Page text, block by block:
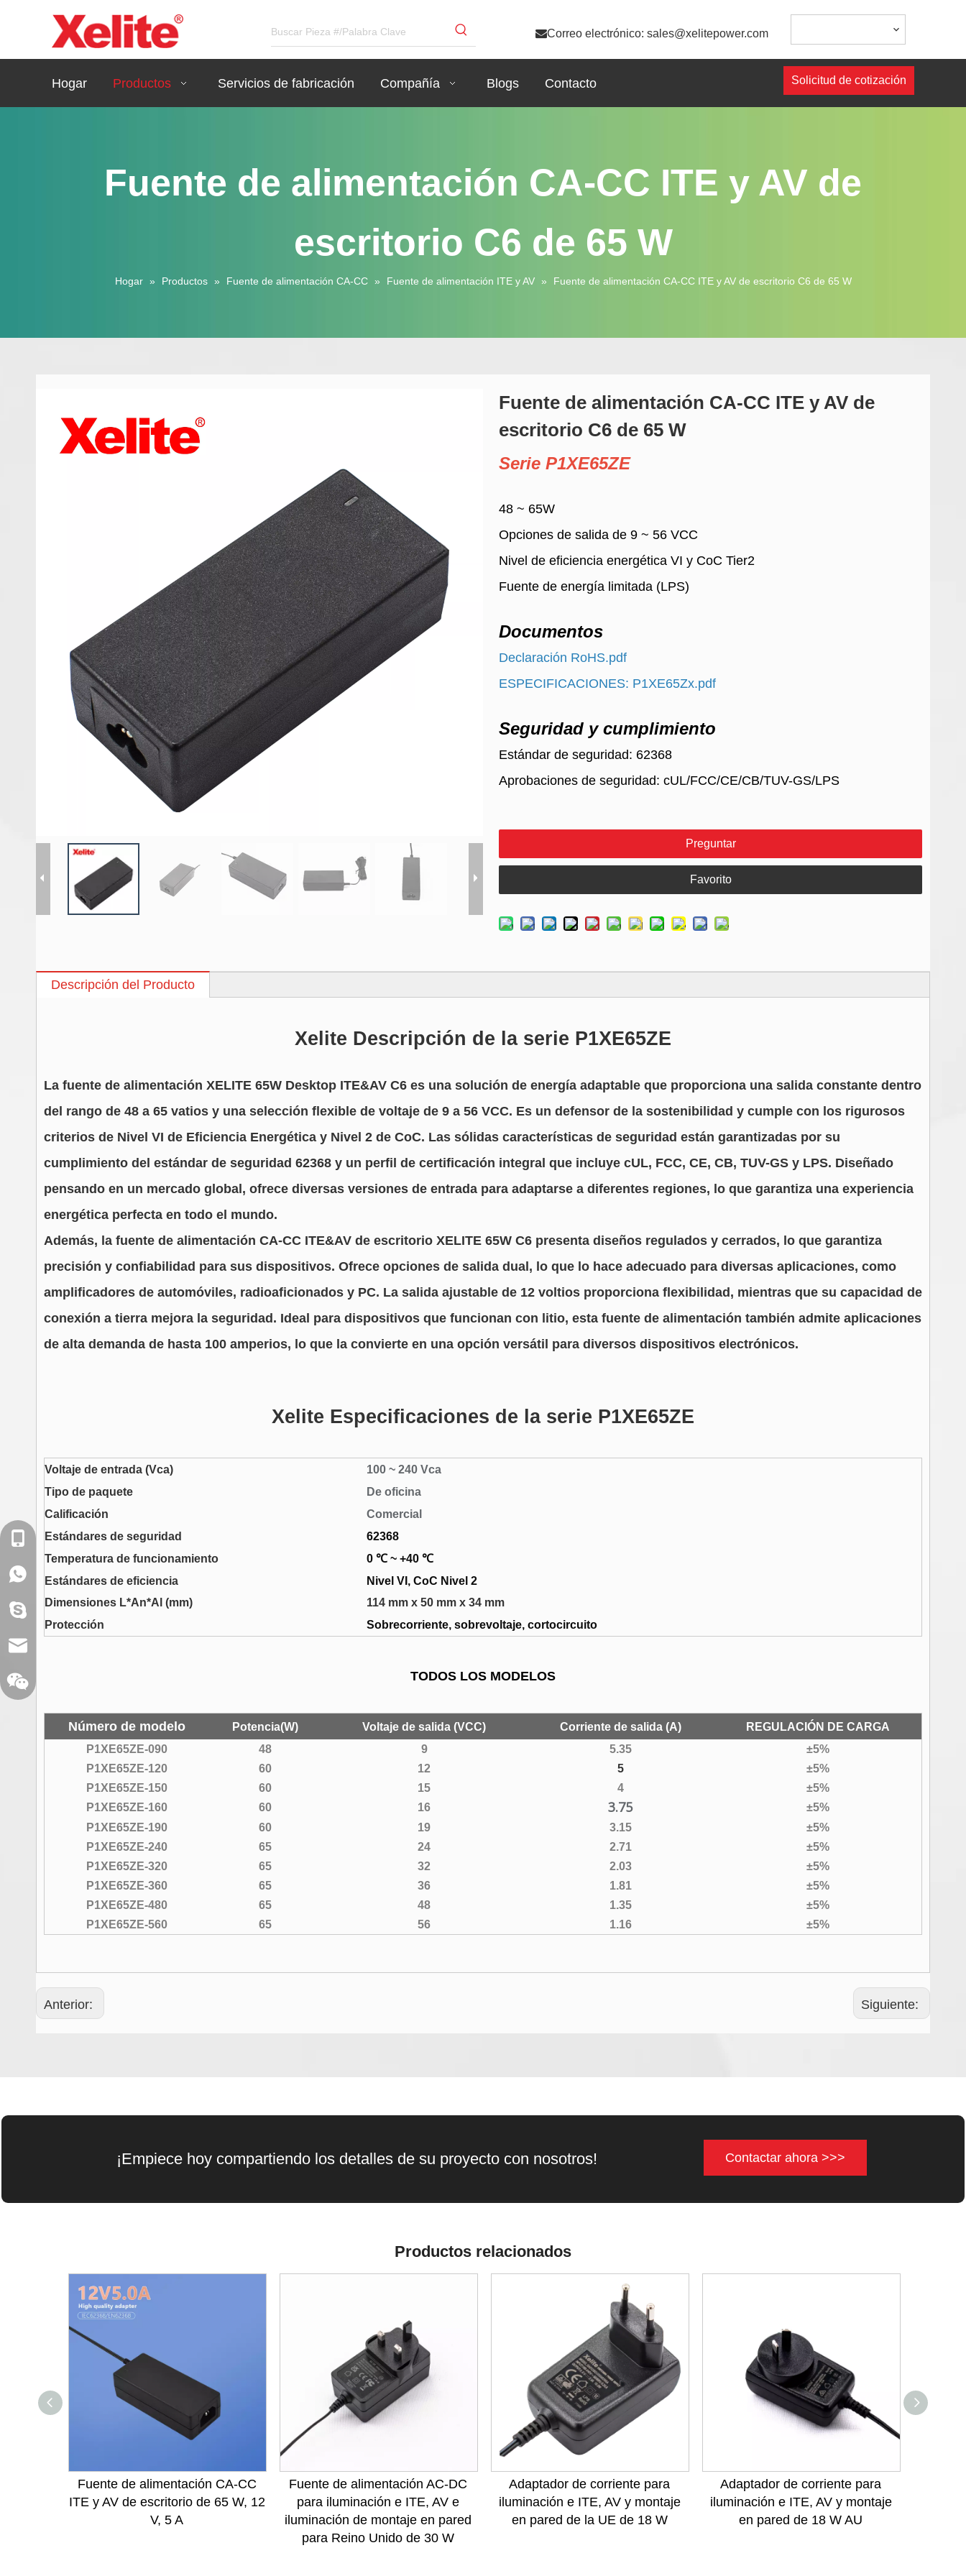
Correo electrónico: sales@xelitepower.com
Hogar Productos Servicios de fabricación Compañía Blogs Contacto Solicitud de cotización
Fuente de alimentación CA-CC ITE y AV de
escritorio C6 de 65 W
Hogar » Productos » Fuente de alimentación CA-CC » Fuente de alimentación ITE y AV » Fuente de alimentación CA-CC ITE y AV de escritorio C6 de 65 W
Fuente de alimentación CA-CC ITE y AV de
escritorio C6 de 65 W
Serie P1XE65ZE
48 ~ 65W
Opciones de salida de 9 ~ 56 VCC
Nivel de eficiencia energética VI y CoC Tier2
Fuente de energía limitada (LPS)
Documentos
Declaración RoHS.pdf
ESPECIFICACIONES: P1XE65Zx.pdf
Seguridad y cumplimiento
Estándar de seguridad: 62368
Aprobaciones de seguridad: cUL/FCC/CE/CB/TUV-GS/LPS
Preguntar
Favorito
Descripción del Producto
Xelite Descripción de la serie P1XE65ZE
La fuente de alimentación XELITE 65W Desktop ITE&AV C6 es una solución de energía adaptable que proporciona una salida constante dentro
del rango de 48 a 65 vatios y una selección flexible de voltaje de 9 a 56 VCC. Es un defensor de la sostenibilidad y cumple con los rigurosos
criterios de Nivel VI de Eficiencia Energética y Nivel 2 de CoC. Las sólidas características de seguridad están garantizadas por su
cumplimiento del estándar de seguridad 62368 y un perfil de certificación integral que incluye cUL, FCC, CE, CB, TUV-GS y LPS. Diseñado
pensando en un mercado global, ofrece diversas versiones de entrada para adaptarse a diferentes regiones, lo que garantiza una experiencia
energética perfecta en todo el mundo.
Además, la fuente de alimentación CA-CC ITE&AV de escritorio XELITE 65W C6 presenta diseños regulados y cerrados, lo que garantiza
precisión y confiabilidad para sus dispositivos. Ofrece opciones de salida dual, lo que lo hace adecuado para diversas aplicaciones, como
amplificadores de automóviles, radioaficionados y PC. La salida ajustable de 12 voltios proporciona flexibilidad, mientras que su capacidad de
conexión a tierra mejora la seguridad. Ideal para dispositivos que funcionan con litio, esta fuente de alimentación también admite aplicaciones
de alta demanda de hasta 100 amperios, lo que la convierte en una opción versátil para diversos dispositivos electrónicos.
Xelite Especificaciones de la serie P1XE65ZE
Voltaje de entrada (Vca)
100 ~ 240 Vca
Tipo de paquete
De oficina
Calificación
Comercial
Estándares de seguridad
62368
Temperatura de funcionamiento
0 ℃ ~ +40 ℃
Estándares de eficiencia
Nivel VI, CoC Nivel 2
Dimensiones L*An*Al (mm)
114 mm x 50 mm x 34 mm
Protección
Sobrecorriente, sobrevoltaje, cortocircuito
TODOS LOS MODELOS
Número de modelo Potencia(W) Voltaje de salida (VCC) Corriente de salida (A)
REGULACIÓN DE CARGA
P1XE65ZE-090
48 9 5.35
±5%
P1XE65ZE-120
60 12 5
±5%
P1XE65ZE-150
60 15 4
±5%
P1XE65ZE-160
60 16 3.75
±5%
P1XE65ZE-190
60 19 3.15
±5%
P1XE65ZE-240
65 24 2.71
±5%
P1XE65ZE-320
65 32 2.03
±5%
P1XE65ZE-360
65 36 1.81
±5%
P1XE65ZE-480
65 48 1.35
±5%
P1XE65ZE-560
65 56 1.16 ±5%
Anterior: Siguiente:
¡Empiece hoy compartiendo los detalles de su proyecto con nosotros! Contactar ahora >>>
Productos relacionados
Fuente de alimentación CA-CC
ITE y AV de escritorio de 65 W, 12
V, 5 A
Fuente de alimentación AC-DC
para iluminación e ITE, AV e
iluminación de montaje en pared
para Reino Unido de 30 W
Adaptador de corriente para
iluminación e ITE, AV y montaje
en pared de la UE de 18 W
Adaptador de corriente para
iluminación e ITE, AV y montaje
en pared de 18 W AU
+86-18129522938
WhatsApp: +86-18129522938
shirley.wen6
Código QR de Wechat